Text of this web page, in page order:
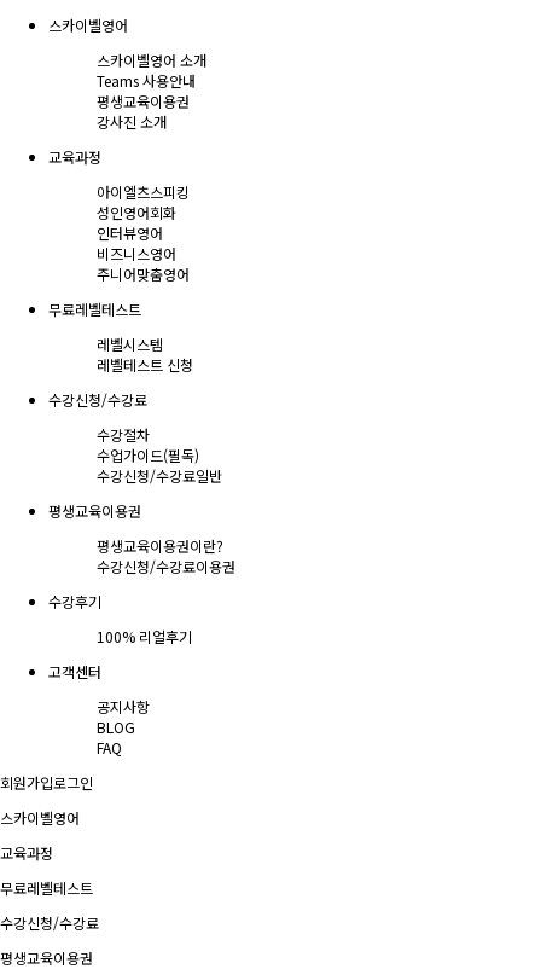
스카이벨영어
스카이벨영어 소개
Teams 사용안내
평생교육이용권
강사진 소개
교육과정
아이엘츠스피킹
성인영어회화
인터뷰영어
비즈니스영어
주니어맞춤영어
무료레벨테스트
레벨시스템
레벨테스트 신청
수강신청/수강료
수강절차
수업가이드(필독)
수강신청/수강료일반
평생교육이용권
평생교육이용권이란?
수강신청/수강료이용권
수강후기
100% 리얼후기
고객센터
공지사항
BLOG
FAQ
회원가입로그인
스카이벨영어
교육과정
무료레벨테스트
수강신청/수강료
평생교육이용권